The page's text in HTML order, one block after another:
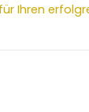
Ihren